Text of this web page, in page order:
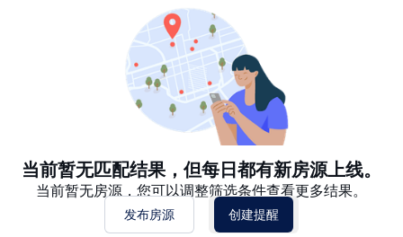
当前暂无匹配结果，但每日都有新房源上线。
当前暂无房源，您可以调整筛选条件查看更多结果。
发布房源 创建提醒